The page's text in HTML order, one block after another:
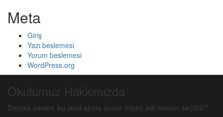
Meta
Giriş
Yazı beslemesi
Yorum beslemesi
WordPress.org
Okulumuz Hakkımızda
Dernek neden bu ismi almış demir ölçen adı neden seçildi?